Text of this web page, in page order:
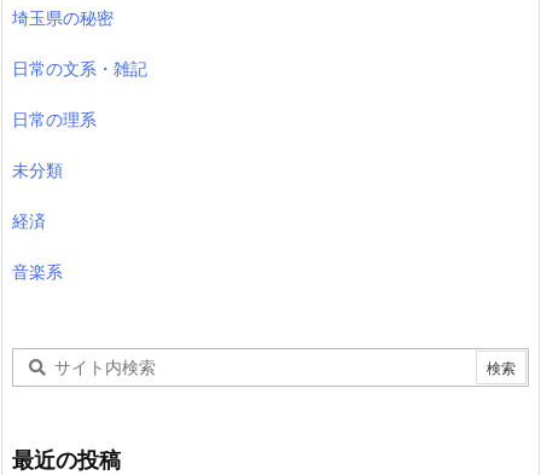
埼玉県の秘密
日常の文系・雑記
日常の理系
未分類
経済
音楽系
最近の投稿